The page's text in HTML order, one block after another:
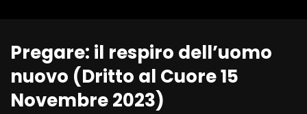
Pregare: il respiro dell’uomo
nuovo (Dritto al Cuore 15
Novembre 2023)